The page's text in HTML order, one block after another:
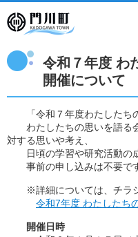
令和７年度 わ
開催について
「令和７年度わたしたちの
わたしたちの思いを語る
対する思いや考え、
日頃の学習や研究活動の成
事前の申し込みは不要です
※詳細については、チラシ
令和7年度 わたしたち
開催日時